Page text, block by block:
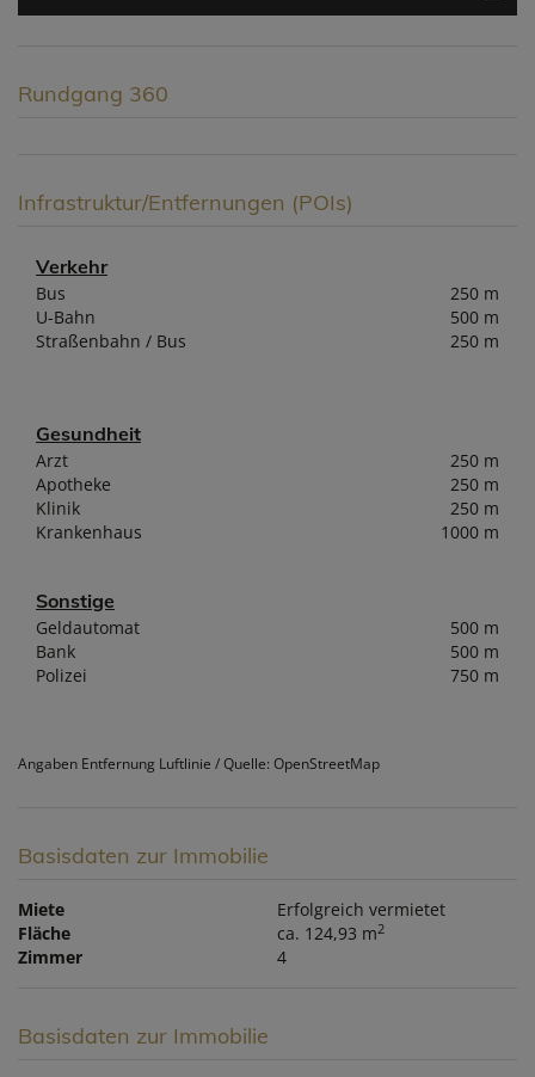
Rundgang 360
Infrastruktur/Entfernungen (POIs)
Verkehr
Bus
250 m
U-Bahn
500 m
Straßenbahn / Bus
250 m
Gesundheit
Arzt
250 m
Apotheke
250 m
Klinik
250 m
Krankenhaus
1000 m
Sonstige
Geldautomat
500 m
Bank
500 m
Polizei
750 m
Angaben Entfernung Luftlinie / Quelle: OpenStreetMap
Basisdaten zur Immobilie
Miete
Erfolgreich vermietet
Fläche
ca. 124,93 m2
Zimmer 4
Basisdaten zur Immobilie